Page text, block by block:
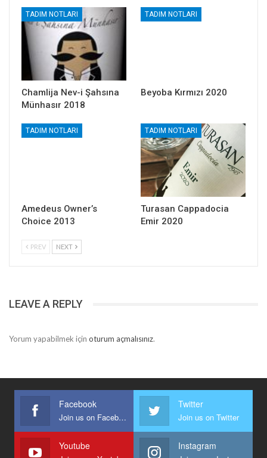
TADIM NOTLARI
Chamlija Nev-i Şahsına
Münhasır 2018
TADIM NOTLARI
Beyoba Kırmızı 2020
TADIM NOTLARI
Amedeus Owner’s
Choice 2013
TADIM NOTLARI
Turasan Cappadocia
Emir 2020
PREV NEXT
LEAVE A REPLY
Yorum yapabilmek için oturum açmalısınız.
Facebook
Join us on Facebook
Twitter
Join us on Twitter
Youtube Instagram